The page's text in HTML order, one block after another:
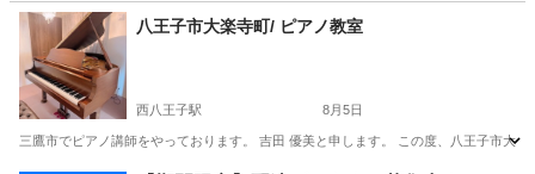
東京 新宿区 その他
八王子市大楽寺町/ ピアノ教室
西八王子駅 8月5日
三鷹市でピアノ講師をやっております。 吉田 優美と申します。 この度、八王子市大